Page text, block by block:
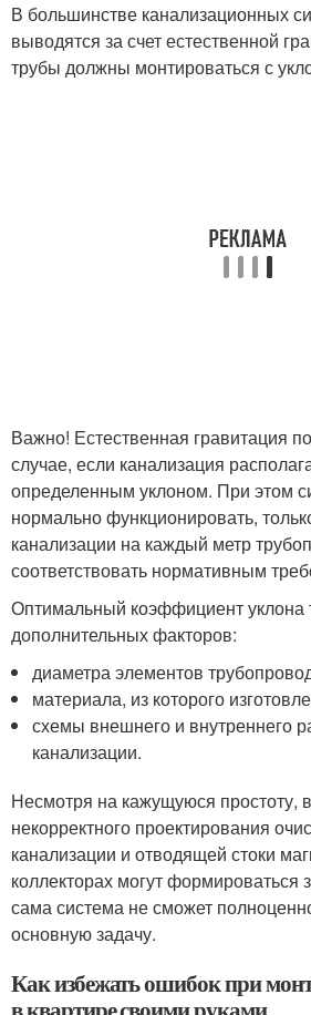
В большинстве канализационных
выводятся за счет естественной
трубы должны монтироваться с
Важно! Естественная гравитация
случае, если канализация
определенным уклоном. При этом
нормально функционировать,
канализации на каждый метр
соответствовать нормативным
Оптимальный коэффициент уклона
дополнительных факторов:
диаметра элементов
материала, из которого
схемы внешнего и внутреннего
канализации.
Несмотря на кажущуюся простоту,
некорректного проектирования
канализации и отводящей стоки
коллекторах могут формироваться
сама система не сможет
основную задачу.
Как избежать ошибок при